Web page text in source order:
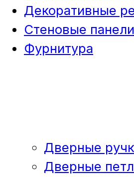
Декоративные
Стеновые панели
Фурнитура
Дверные
Дверные